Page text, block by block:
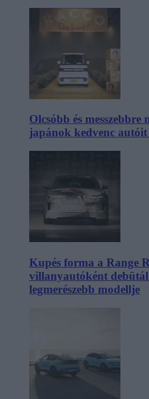
Olcsóbb és
japánok kedvenc autóit
Kupés forma a Range
villanyautóként
legmerészebb modellje